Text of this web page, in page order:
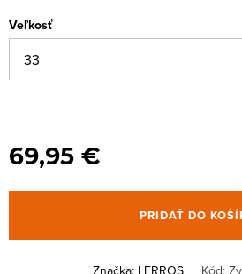
Veľkosť
69,95 €
PRIDAŤ DO
Značka: LERROS Kód: